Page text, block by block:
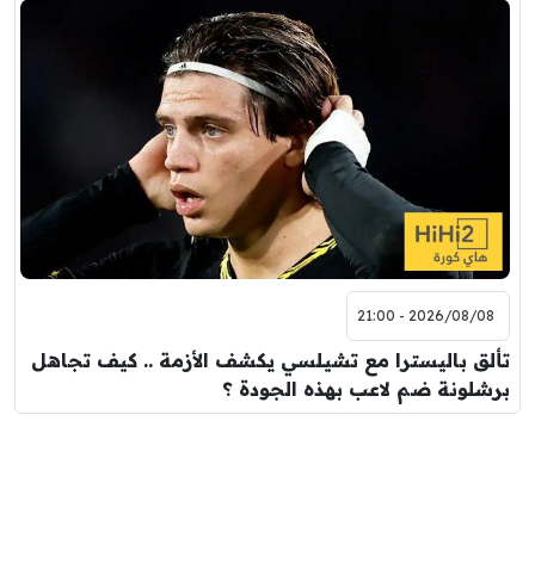
2026/08/08 - 21:00
تألق باليسترا مع تشيلسي يكشف الأزمة .. كيف تجاهل
برشلونة ضم لاعب بهذه الجودة ؟